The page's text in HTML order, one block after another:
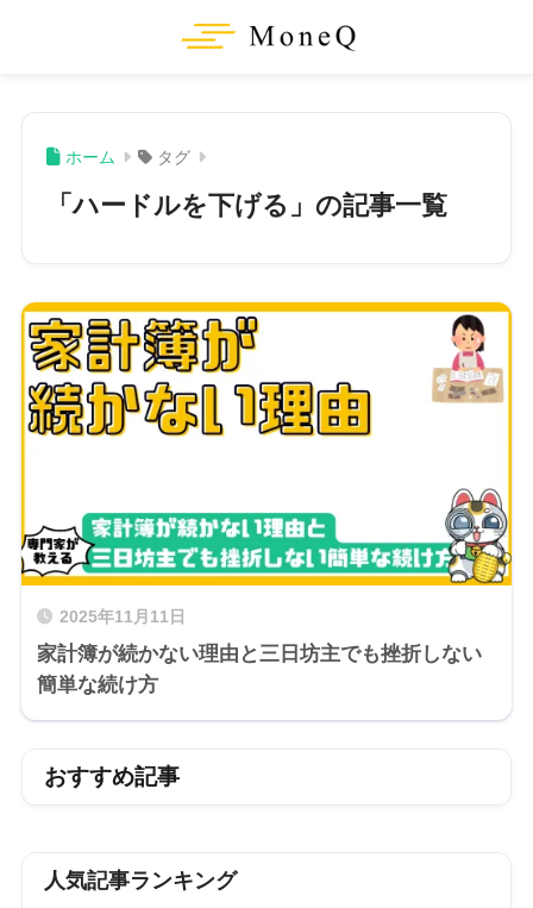
ホーム タグ
「ハードルを下げる」の記事一覧
2025年11月11日
家計簿が続かない理由と三日坊主でも挫折しない
簡単な続け方
おすすめ記事
人気記事ランキング